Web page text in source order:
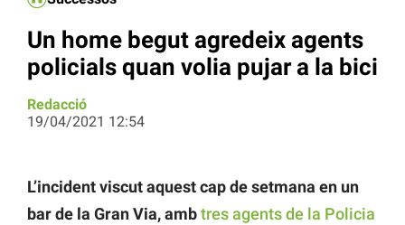
Un home begut agredeix agents
policials quan volia pujar a la bici
Redacció
19/04/2021 12:54
L’incident viscut aquest cap de setmana en un
bar de la Gran Via, ambtres agents de la Policia